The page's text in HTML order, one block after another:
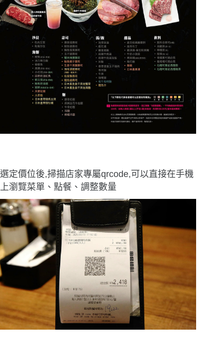
選定價位後,掃描店家專屬qrcode,可以直接在手機
上瀏覽菜單、點餐、調整數量